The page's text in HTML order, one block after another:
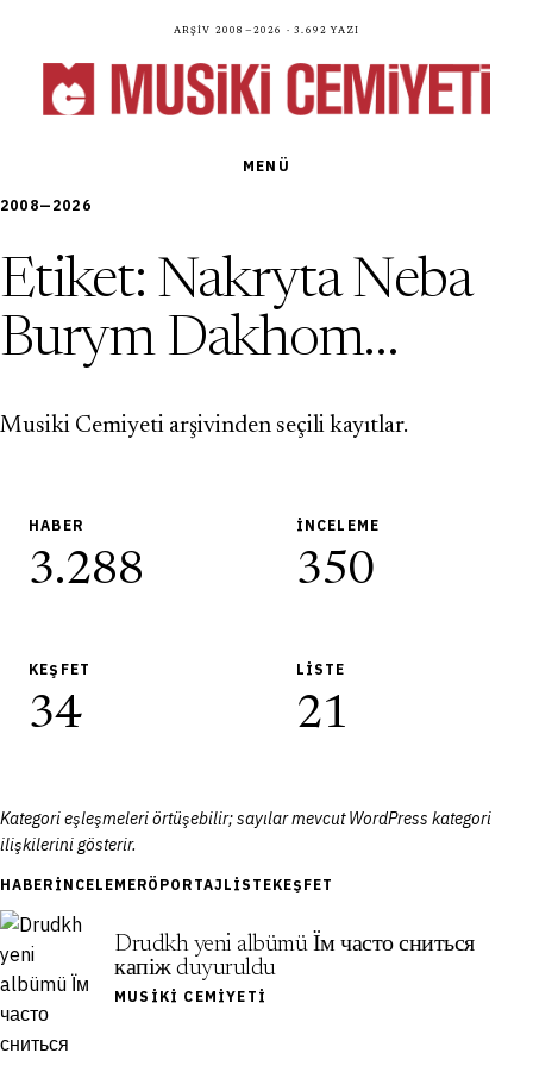
Arşiv 2008—2026 · 3.692 yazı
MENÜ
2008—2026
Etiket: Nakryta Neba
Burym Dakhom…
Musiki Cemiyeti arşivinden seçili kayıtlar.
HABER
3.288
İNCELEME
350
KEŞFET
34
LISTE
21
Kategori eşleşmeleri örtüşebilir; sayılar mevcut WordPress kategori
ilişkilerini gösterir.
HABER İNCELEMERÖPORTAJ LISTEKEŞFET
Drudkh yeni albümü Їм часто сниться
капіж duyuruldu
MUSIKI CEMIYETI